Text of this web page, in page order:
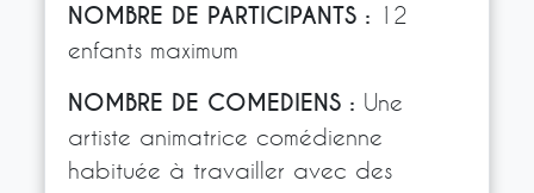
NOMBRE DE PARTICIPANTS : 12
enfants maximum
NOMBRE DE COMEDIENS : Une
artiste animatrice comédienne
habituée à travailler avec des